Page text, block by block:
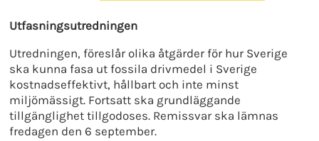
Utfasningsutredningen
Utredningen, föreslår olika åtgärder för hur Sverige
ska kunna fasa ut fossila drivmedel i Sverige
kostnadseffektivt, hållbart och inte minst
miljömässigt. Fortsatt ska grundläggande
tillgänglighet tillgodoses. Remissvar ska lämnas
fredagen den 6 september.